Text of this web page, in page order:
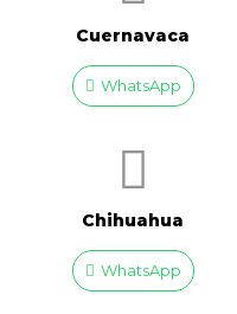
Cuernavaca
WhatsApp
Chihuahua
WhatsApp